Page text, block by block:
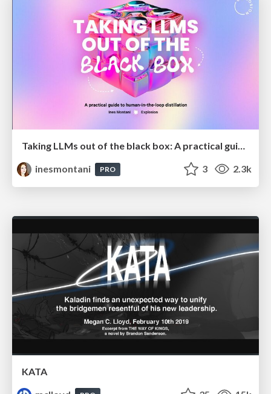
Taking LLMs out of the black box: A practical guide to human-in-the-loop distillation
inesmontani
PRO 3 2.3k
KATA